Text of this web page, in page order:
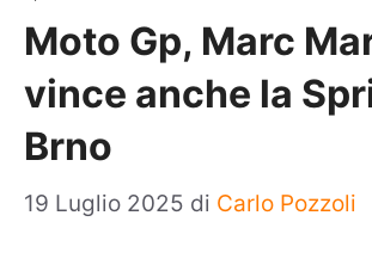
Moto Gp, Marc
vince anche la
Brno
19 Luglio 2025 di Carlo Pozzoli